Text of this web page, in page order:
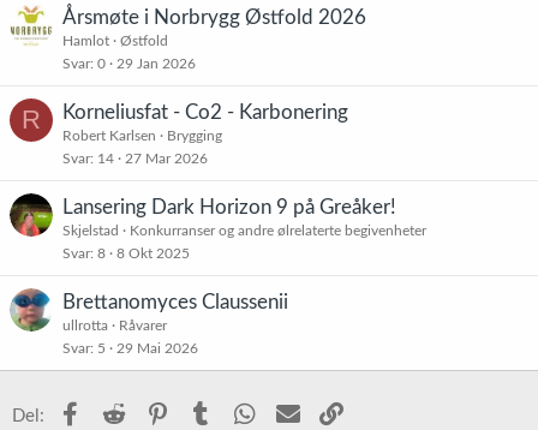
Årsmøte i Norbrygg Østfold 2026
Hamlot
Østfold
Svar 0 29 Jan 2026
R Korneliusfat - Co2 - Karbonering
Robert Karlsen
Brygging
Svar 14 27 Mar 2026
Lansering Dark Horizon 9 på Greåker!
Skjelstad
Konkurranser og andre ølrelaterte begivenheter
Svar 8 8 Okt 2025
Brettanomyces Claussenii
ullrotta
Råvarer
Svar 5 29 Mai 2026
Del: Facebook
Reddit PinterestTumblr WhatsApp
E-post